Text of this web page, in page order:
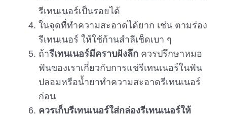
รีเทนเนอร์เป็นรอยได้
ในจุดที่ทำความสะอาดได้ยาก เช่น ตามร่อง
รีเทนเนอร์ ให้ใช้ก้านสำลีเช็ดเบา ๆ
ถ้ารีเทนเนอร์มีคราบฝังลึกควรปรึกษาหมอ
ฟันของเราเกี่ยวกับการแช่รีเทนเนอร์ในฟัน
ปลอมหรือน้ำยาทำความสะอาดรีเทนเนอร์
ก่อน
ควรเก็บรีเทนเนอร์ใส่กล่องรีเทนเนอร์ให้